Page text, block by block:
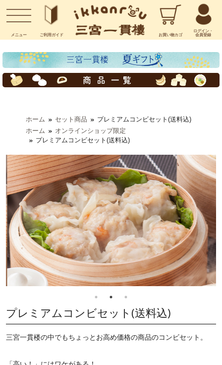
メニュー ご利用 ガイド お買い物カゴ
ログイン・
会員登録
お問い合わせ
ホーム セット商品
プレミアムコンビセット(送料込)
ホーム
オンラインショップ限定
プレミアムコンビセット(送料込)
プレミアムコンビセット(送料込)
三宮一貫楼の中でもちょっとお高め価格の商品のコンビセット。